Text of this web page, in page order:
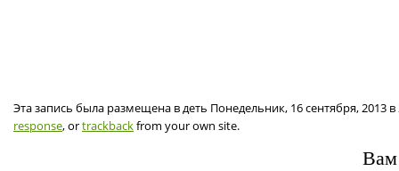
Эта запись была размещена в деть Понедельник, 16 сентября, 2013
response, ortrackbackfrom your own site.
Вам